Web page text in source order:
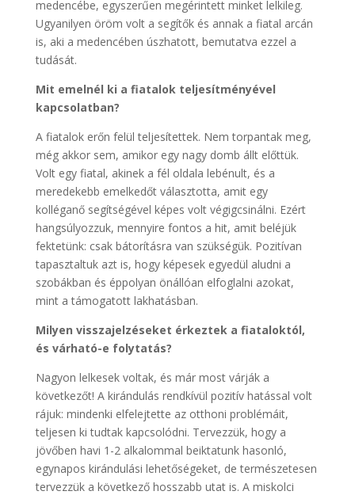
medencébe, egyszerűen megérintett minket lelkileg.
Ugyanilyen öröm volt a segítők és annak a fiatal arcán
is, aki a medencében úszhatott, bemutatva ezzel a
tudását.
Mit emelnél ki a fiatalok teljesítményével
kapcsolatban?
A fiatalok erőn felül teljesítettek. Nem torpantak meg,
még akkor sem, amikor egy nagy domb állt előttük.
Volt egy fiatal, akinek a fél oldala lebénult, és a
meredekebb emelkedőt választotta, amit egy
kolléganő segítségével képes volt végigcsinálni. Ezért
hangsúlyozzuk, mennyire fontos a hit, amit beléjük
fektetünk: csak bátorításra van szükségük. Pozitívan
tapasztaltuk azt is, hogy képesek egyedül aludni a
szobákban és éppolyan önállóan elfoglalni azokat,
mint a támogatott lakhatásban.
Milyen visszajelzéseket érkeztek a fiataloktól,
és várható-e folytatás?
Nagyon lelkesek voltak, és már most várják a
következőt! A kirándulás rendkívül pozitív hatással volt
rájuk: mindenki elfelejtette az otthoni problémáit,
teljesen ki tudtak kapcsolódni. Tervezzük, hogy a
jövőben havi 1-2 alkalommal beiktatunk hasonló,
egynapos kirándulási lehetőségeket, de természetesen
tervezzük a következő hosszabb utat is. A miskolci